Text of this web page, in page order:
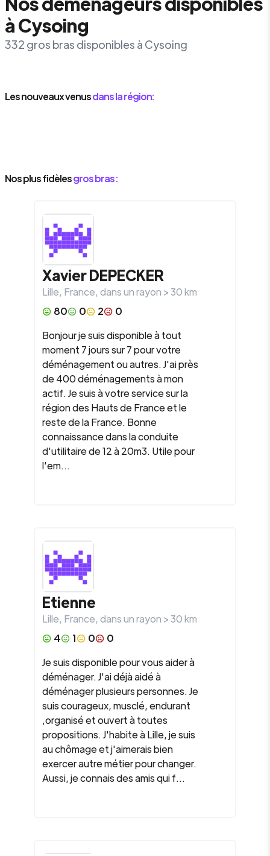
à Cysoing
332 gros bras disponibles à Cysoing
Les nouveaux venusdans la région:
Nos plus fidèlesgros bras :
XavierDEPECKER
Lille, France, dans un rayon >30km
80
0 2
0
Bonjour je suis disponible à tout
moment 7 jours sur 7 pour votre
déménagement ou autres. J'ai près
de 400 déménagements à mon
actif. Je suis à votre service sur la
région des Hauts de France et le
reste de la France. Bonne
connaissance dans la conduite
d'utilitaire de 12 à 20m3. Utile pour
l'em...
Etienne
Lille, France, dans un rayon >30km
4
1 0
0
Je suis disponible pour vous aider à
déménager. J'ai déjà aidé à
déménager plusieurs personnes. Je
suis courageux, musclé, endurant
,organisé et ouvert à toutes
propositions. J'habite à Lille, je suis
au chômage et j'aimerais bien
exercer autre métier pour changer.
Aussi, je connais des amis qui f...